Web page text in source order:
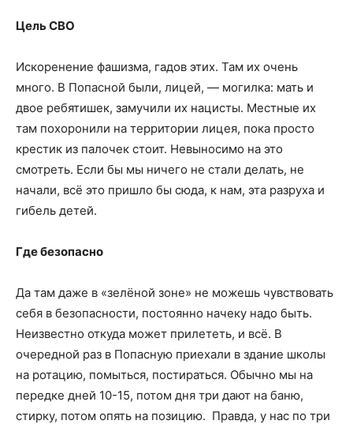
Цель СВО
Искоренение фашизма, гадов этих. Там их очень
много. В Попасной были, лицей, — могилка: мать и
двое ребятишек, замучили их нацисты. Местные их
там похоронили на территории лицея, пока просто
крестик из палочек стоит. Невыносимо на это
смотреть. Если бы мы ничего не стали делать, не
начали, всё это пришло бы сюда, к нам, эта разруха и
гибель детей.
Где безопасно
Да там даже в «зелёной зоне» не можешь чувствовать
себя в безопасности, постоянно начеку надо быть.
Неизвестно откуда может прилететь, и всё. В
очередной раз в Попасную приехали в здание школы
на ротацию, помыться, постираться. Обычно мы на
передке дней 10-15, потом дня три дают на баню,
стирку, потом опять на позицию. Правда, у нас по три